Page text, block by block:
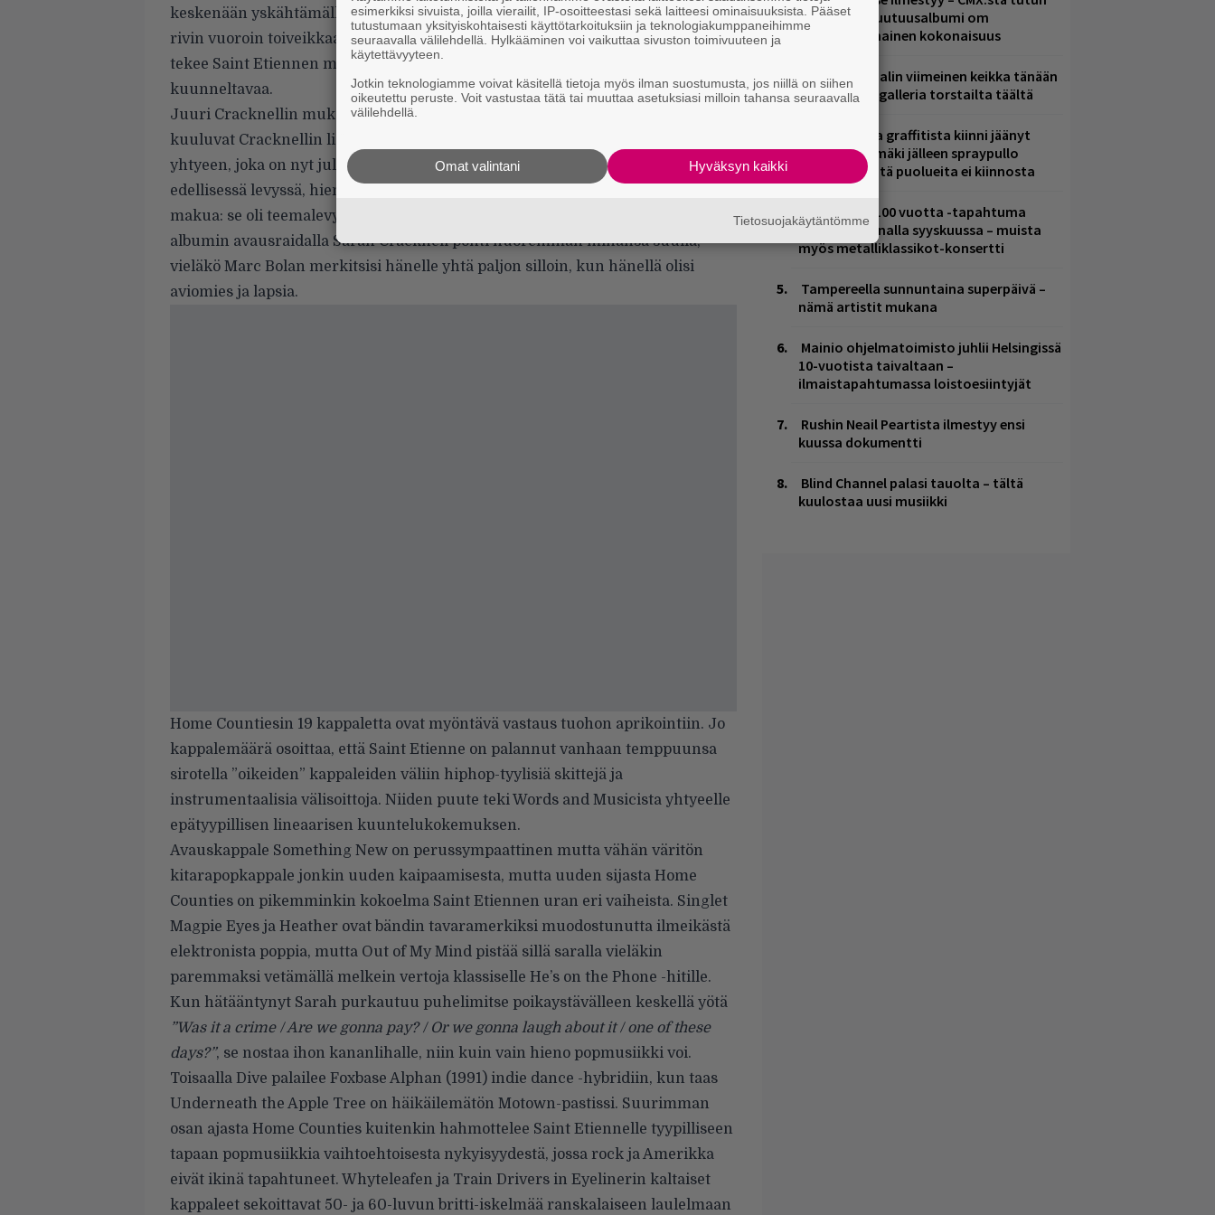
keskenään yskähtämällä jokaisen säkeen lopuksi, Cracknell päättää jokaisen
rivin vuoroin toiveikkaaseen ja vuoroin melankoliseen huokaukseen, joka
tekee Saint Etiennen musiikista usein melkein sietämättömän herttaista
kuunneltavaa.
Juuri Cracknellin mukaantulo vuonna 1990 sementoi Saint Etiennestä – johon
kuuluvat Cracknellin lisäksi popnörtit Bob Stanley ja Pete Wiggs – oikean
yhtyeen, joka on nyt julkaissut jo yhdeksännen studioalbuminsa. Trion
edellisessä levyssä, hienossa Words and Musicissa (2012), oli tilinpäätöksen
makua: se oli teemalevy popin parissa varttumisesta ja vanhenemisesta. Jo
albumin avausraidalla Sarah Cracknell pohti nuoremman minänsä suulla,
vieläkö Marc Bolan merkitsisi hänelle yhtä paljon silloin, kun hänellä olisi
aviomies ja lapsia.
Home Countiesin 19 kappaletta ovat myöntävä vastaus tuohon aprikointiin. Jo
kappalemäärä osoittaa, että Saint Etienne on palannut vanhaan temppuunsa
sirotella ”oikeiden” kappaleiden väliin hiphop-tyylisiä skittejä ja
instrumentaalisia välisoittoja. Niiden puute teki Words and Musicista yhtyeelle
epätyypillisen lineaarisen kuuntelukokemuksen.
Avauskappale Something New on perus­sympaattinen mutta vähän väritön
kitarapopkappale jonkin uuden kaipaamisesta, mutta uuden sijasta Home
Counties on pikemminkin kokoelma Saint Etiennen uran eri vaiheista. Singlet
Magpie Eyes ja Heather ovat bändin tavaramerkiksi muodostunutta ilmeikästä
elektronista poppia, mutta Out of My Mind pistää sillä saralla vieläkin
paremmaksi vetämällä melkein vertoja klassiselle He’s on the Phone -hitille.
Kun hätääntynyt Sarah purkautuu puhelimitse poikaystävälleen keskellä yötä
”Was it a crime / Are we gonna pay? / Or we gonna laugh about it / one of these
days?”, se nostaa ihon kananlihalle, niin kuin vain hieno popmusiikki voi.
Toisaalla Dive palailee Foxbase Alphan (1991) indie dance -hybridiin, kun taas
Underneath the Apple Tree on häikäilemätön Motown-pastissi. Suurimman
osan ajasta Home Counties kuitenkin hahmottelee Saint Etiennelle tyypilliseen
tapaan popmusiikkia vaihtoehtoisesta nykyisyydestä, jossa rock ja Amerikka
eivät ikinä tapahtuneet. Whyteleafen ja Train Drivers in Eyelinerin kaltaiset
kappaleet sekoittavat 50- ja 60-luvun britti-iskelmää ranskalaiseen laulelmaan
A.W. Yrjänän uutuusalbumi om
mammuttimainen kokonaisuus
Eppu Normaalin viimeinen keikka tänään
– katso kuvagalleria torstailta täältä
Laittomasta graffitista kiinni jäänyt
Paavo Arhinmäki jälleen spraypullo
kädessä – näitä puolueita ei kiinnosta
Valtava Yle 100 vuotta -tapahtuma
Veikkaus Arenalla syyskuussa – muista
myös metalliklassikot-konsertti
Tampereella sunnuntaina superpäivä –
nämä artistit mukana
Mainio ohjelmatoimisto juhlii Helsingissä
10-vuotista taivaltaan –
ilmaistapahtumassa loistoesiintyjät
Rushin Neail Peartista ilmestyy ensi
kuussa dokumentti
Blind Channel palasi tauolta – tältä
kuulostaa uusi musiikki
esimerkiksi sivuista, joilla vierailit, IP-osoitteestasi sekä laitteesi ominaisuuksista. Pääset
tutustumaan yksityiskohtaisesti käyttötarkoituksiin ja teknologiakumppaneihimme
seuraavalla välilehdellä. Hylkääminen voi vaikuttaa sivuston toimivuuteen ja
käytettävyyteen.
Jotkin teknologiamme voivat käsitellä tietoja myös ilman suostumusta, jos niillä on siihen
oikeutettu peruste. Voit vastustaa tätä tai muuttaa asetuksiasi milloin tahansa seuraavalla
välilehdellä.
Hyväksyn kaikki
Omat valintani
Tietosuojakäytäntömme